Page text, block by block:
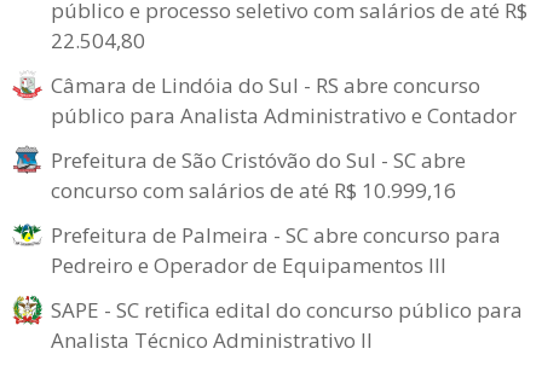
público e processo seletivo com salários de até R$
22.504,80
Câmara de Lindóia do Sul - RS abre concurso
público para Analista Administrativo e Contador
Prefeitura de São Cristóvão do Sul - SC abre
concurso com salários de até R$ 10.999,16
Prefeitura de Palmeira - SC abre concurso para
Pedreiro e Operador de Equipamentos III
SAPE - SC retifica edital do concurso público para
Analista Técnico Administrativo II